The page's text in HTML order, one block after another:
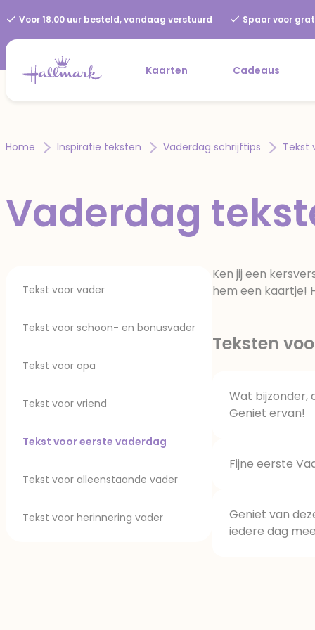
Voor 18.00 uur besteld, vandaag verstuurd Spaar voor
Kaarten Cadeaus
Home Inspiratie teksten Vaderdag schrijftips Tekst
Vaderdag
Tekst voor vader
Tekst voor schoon- en bonusvader
Tekst voor opa
Tekst voor vriend
Tekst voor eerste vaderdag
Tekst voor alleenstaande vader
Tekst voor herinnering vader
Ken jij een
hem een kaartje!
Teksten
Wat bijzonder,
Geniet ervan!
Fijne eerste
Geniet van
iedere dag